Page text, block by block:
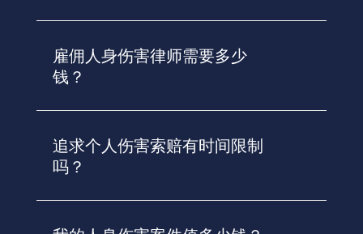
雇佣人身伤害律师需要多少
钱？
追求个人伤害索赔有时间限制
吗？